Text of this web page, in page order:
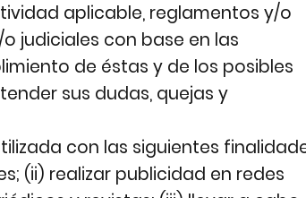
aplicable, reglamentos y/o
judiciales con base en las
de éstas y de los posibles
sus dudas, quejas y
con las siguientes
(ii) realizar publicidad en redes